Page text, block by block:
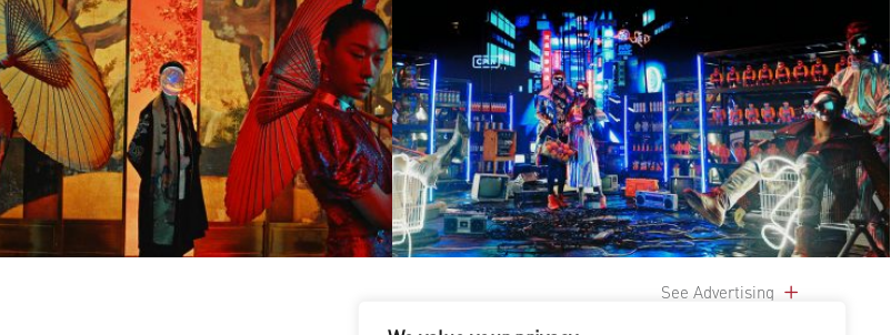
See Advertising